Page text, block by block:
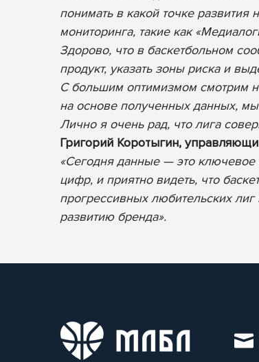
понимать в какой точке
мониторинга, такие как
Здорово, что в баскетбольном
продукт, указать зоны риска и
С большим оптимизмом смотрим
на основе полученных данных,
Лично я очень рад, что лига
Григорий Коротыгин,
«Сегодня данные — это ключевое
цифр, и приятно видеть, что
прогрессивных любительских
развитию бренда».